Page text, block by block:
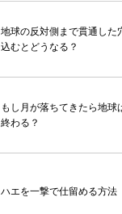
地球の反対側まで貫通した
込むとどうなる？
もし月が落ちてきたら地球
終わる？
ハエを一撃で仕留める方法